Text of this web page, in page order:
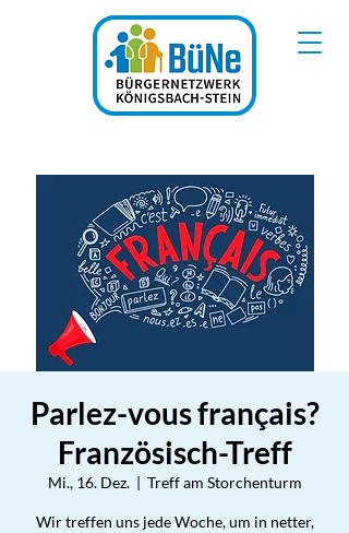
Parlez-vous français?
Französisch-Treff
Mi., 16. Dez.
  |
Treff am Storchenturm
Wir treffen uns jede Woche, um in netter,